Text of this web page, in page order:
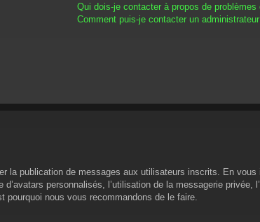
Qui dois-je contacter à propos de problèmes
Comment puis-je contacter un
la publication de messages aux utilisateurs inscrits. En
personnalisés, l’utilisation de la messagerie privée,
pourquoi nous vous recommandons de le faire.